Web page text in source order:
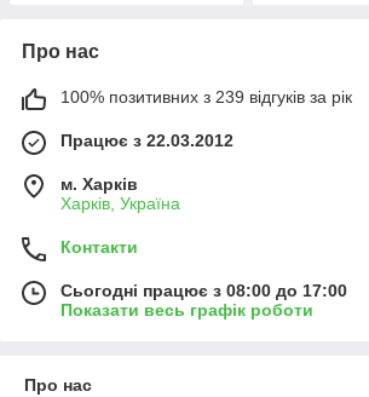
Про нас
100% позитивних з 239 відгуків за рік
Працює з 22.03.2012
м. Харків
Харків, Україна
Контакти
Сьогодні працює з 08:00 до 17:00
Показати весь графік роботи
Про нас